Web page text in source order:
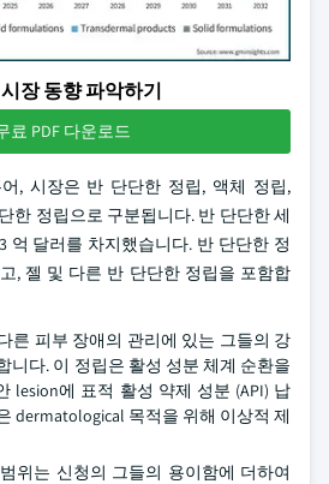
장 동향 파악하기
료 PDF 다운로드
, 시장은 반 단단한 정립, 액체 정립,
한 정립으로 구분됩니다. 반 단단한 세
억 달러를 차지했습니다. 반 단단한 정
, 젤 및 다른 반 단단한 정립을 포함합
른 피부 장애의 관리에 있는 그들의 강
니다. 이 정립은 활성 성분 체계 순환을
lesion에 표적 활성 약제 성분 (API) 납
dermatological 목적을 위해 이상적 제
위는 신청의 그들의 용이함에 더하여